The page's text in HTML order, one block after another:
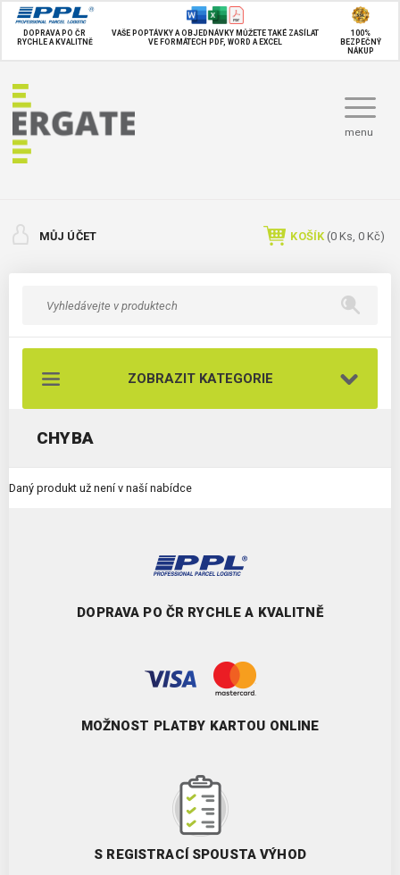
DOPRAVA PO ČR
RYCHLE A KVALITNĚ
VAŠE POPTÁVKY A OBJEDNÁVKY MŮŽETE TAKÉ ZASÍLAT
VE FORMÁTECH PDF, WORD A EXCEL
100%
BEZPEČNÝ
NÁKUP
menu
MŮJ ÚČET KOŠÍK (0 Ks, 0 Kč)
ZOBRAZIT KATEGORIE
CHYBA
Daný produkt už není v naší nabídce
DOPRAVA PO ČR RYCHLE A KVALITNĚ
MOŽNOST PLATBY KARTOU ONLINE
S REGISTRACÍ SPOUSTA VÝHOD